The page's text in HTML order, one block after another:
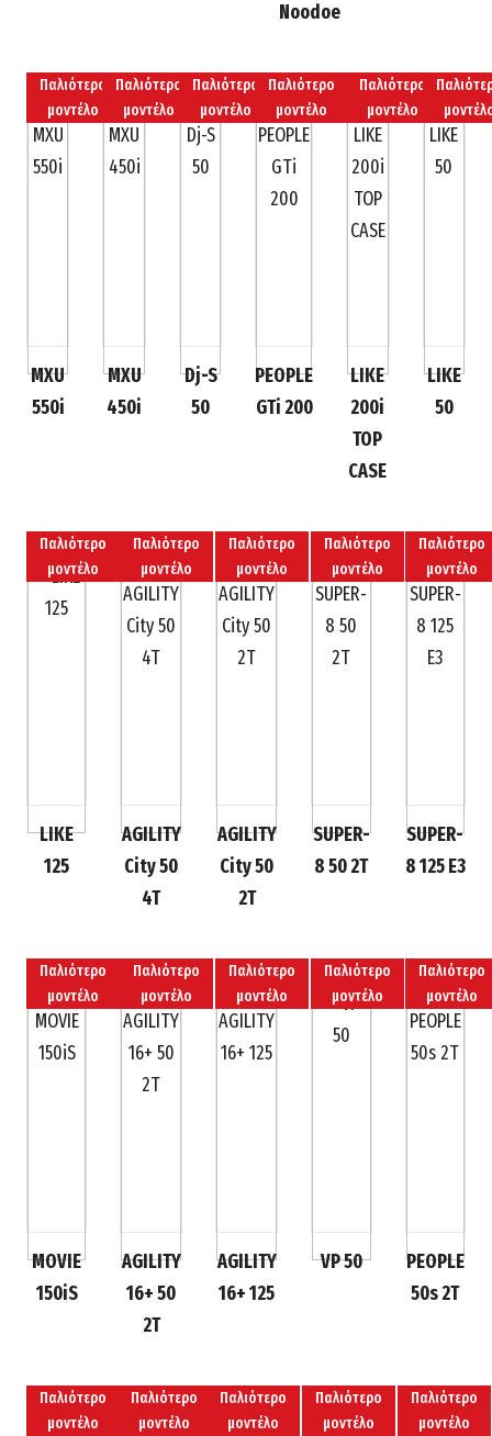
Nοοdoe
Παλιότερο
μοντέλο
MXU
550i
Παλιότερο
μοντέλο
MXU
450i
Παλιότερο
μοντέλο
Dj-S
50
Παλιότερο
μοντέλο
PEOPLE
GTi 200
Παλιότερο
μοντέλο
LIKE
200i
TOP
CASE
LIKE
50
Παλιότερο
μοντέλο
LIKE
125
Παλιότερο
μοντέλο
AGILITY
City 50
4T
Παλιότερο
μοντέλο
AGILITY
City 50
2T
Παλιότερο
μοντέλο
SUPER-
8 50 2T
Παλιότερο
μοντέλο
SUPER-
8 125 E3
Παλιότερο
μοντέλο
MOVIE
150iS
Παλιότερο
μοντέλο
AGILITY
16+ 50
2T
Παλιότερο
μοντέλο
AGILITY
16+ 125
Παλιότερο
μοντέλο
VP 50
Παλιότερο
μοντέλο
PEOPLE
50s 2T
Παλιότερο
μοντέλο
Παλιότερο
μοντέλο
Παλιότερο
μοντέλο
Παλιότερο
μοντέλο
Παλιότερο
μοντέλο